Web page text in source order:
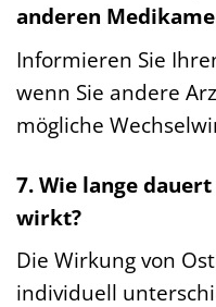
anderen
Informieren Sie
wenn Sie andere
mögliche
7. Wie lange
wirkt?
Die Wirkung von
individuell